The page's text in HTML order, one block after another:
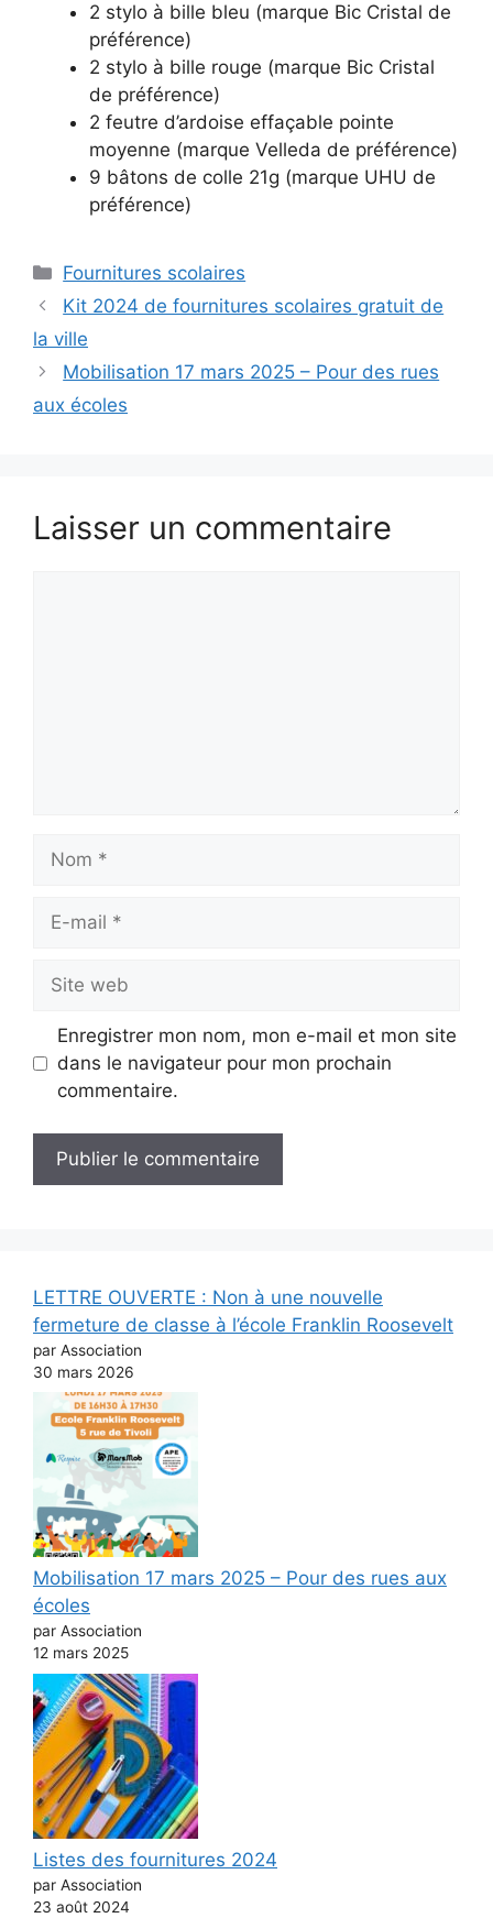
2 stylo à bille bleu (marque Bic Cristal de
préférence)
2 stylo à bille rouge (marque Bic Cristal
de préférence)
2 feutre d’ardoise effaçable pointe
moyenne (marque Velleda de préférence)
9 bâtons de colle 21g (marque UHU de
préférence)
Catégories
Fournitures scolaires
Kit 2024 de fournitures scolaires gratuit de
la ville
Mobilisation 17 mars 2025 – Pour des rues
aux écoles
Laisser un commentaire
Nom
Site
web
Enregistrer mon nom, mon e-mail et mon site
dans le navigateur pour mon prochain
commentaire.
LETTRE OUVERTE : Non à une nouvelle
fermeture de classe à l’école Franklin Roosevelt
par Association
30 mars 2026
Mobilisation 17 mars 2025 – Pour des rues aux
écoles
par Association
12 mars 2025
Listes des fournitures 2024
par Association
23 août 2024